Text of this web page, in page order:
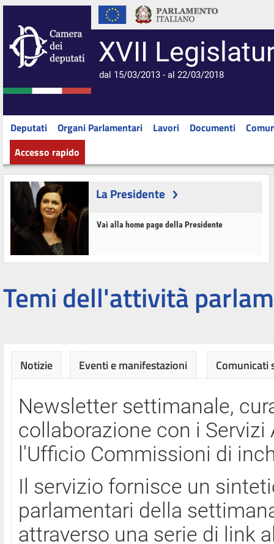
XVII
dal 15/03/2013 - al 22/03/2018
Deputati Organi Parlamentari Lavori Documenti
Accesso rapido
La Presidente
Vai alla home page della Presidente
Temi dell'attività
Notizie Eventi e manifestazioni Comunicati
Newsletter settimanale,
collaborazione con i
l'Ufficio Commissioni di
Il servizio fornisce un
parlamentari della
attraverso una serie di link